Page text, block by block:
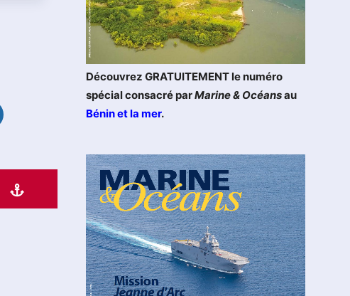
Découvrez GRATUITEMENT le numéro
spécial consacré parMarine & Océansau
Bénin et la mer.